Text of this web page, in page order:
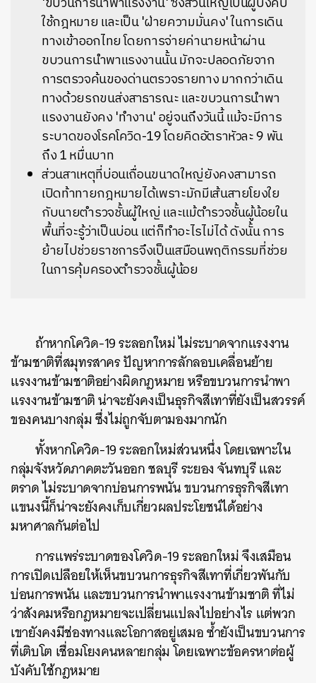
ใช้กฎหมาย และเป็น 'ฝ่ายความมั่นคง' ในการเดิน
ทางเข้าออกไทย โดยการจ่ายค่านายหน้าผ่าน
ขบวนการนำพาแรงงานนั้น มักจะปลอดภัยจาก
การตรวจค้นของด่านตรวจรายทาง มากกว่าเดิน
ทางด้วยรถขนส่งสาธารณะ และขบวนการนำพา
แรงงานยังคง 'ทำงาน' อยู่จนถึงวันนี้ แม้จะมีการ
ระบาดของโรคโควิด-19 โดยคิดอัตราหัวละ 9 พัน
ถึง 1 หมื่นบาท
ส่วนสาเหตุที่บ่อนเถื่อนขนาดใหญ่ยังคงสามารถ
เปิดท้าทายกฎหมายได้เพราะมักมีเส้นสายโยงใย
กับนายตำรวจชั้นผู้ใหญ่ และแม้ตำรวจชั้นผู้น้อยใน
พื้นที่จะรู้ว่าเป็นบ่อน แต่ก็ทำอะไรไม่ได้ ดังนั้น การ
ย้ายไปช่วยราชการจึงเป็นเสมือนพฤติกรรมที่ช่วย
ในการคุ้มครองตำรวจชั้นผู้น้อย
ถ้าหากโควิด-19 ระลอกใหม่ ไม่ระบาดจากแรงงาน
ข้ามชาติที่สมุทรสาคร ปัญหาการลักลอบเคลื่อนย้าย
แรงงานข้ามชาติอย่างผิดกฎหมาย หรือขบวนการนำพา
แรงงานข้ามชาติ น่าจะยังคงเป็นธุรกิจสีเทาที่ยังเป็นสวรรค์
ของคนบางกลุ่ม ซึ่งไม่ถูกจับตามองมากนัก
ทั้งหากโควิด-19 ระลอกใหม่ส่วนหนึ่ง โดยเฉพาะใน
กลุ่มจังหวัดภาคตะวันออก ชลบุรี ระยอง จันทบุรี และ
ตราด ไม่ระบาดจากบ่อนการพนัน ขบวนการธุรกิจสีเทา
แขนงนี้ก็น่าจะยังคงเก็บเกี่ยวผลประโยชน์ได้อย่าง
มหาศาลกันต่อไป
การแพร่ระบาดของโควิด-19 ระลอกใหม่ จึงเสมือน
การเปิดเปลือยให้เห็นขบวนการธุรกิจสีเทาที่เกี่ยวพันกับ
บ่อนการพนัน และขบวนการนำพาแรงงานข้ามชาติ ที่ไม่
ว่าสังคมหรือกฎหมายจะเปลี่ยนแปลงไปอย่างไร แต่พวก
เขายังคงมีช่องทางและโอกาสอยู่เสมอ ซ้ำยังเป็นขบวนการ
ที่เติบโต เชื่อมโยงคนหลายกลุ่ม โดยเฉพาะข้อครหาต่อผู้
บังคับใช้กฎหมาย